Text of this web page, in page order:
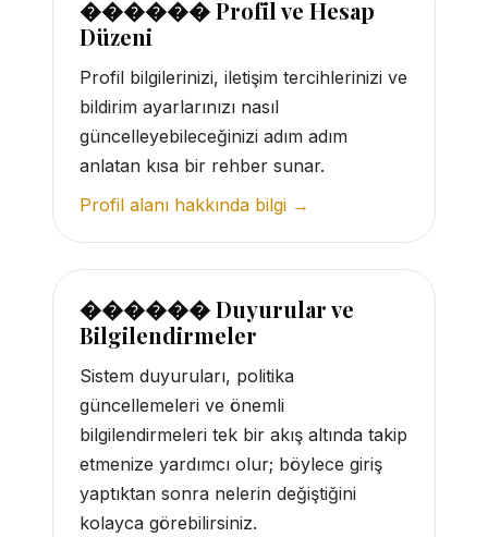
������ Profil ve Hesap
Düzeni
Profil bilgilerinizi, iletişim tercihlerinizi ve
bildirim ayarlarınızı nasıl
güncelleyebileceğinizi adım adım
anlatan kısa bir rehber sunar.
Profil alanı hakkında bilgi →
������ Duyurular ve
Bilgilendirmeler
Sistem duyuruları, politika
güncellemeleri ve önemli
bilgilendirmeleri tek bir akış altında takip
etmenize yardımcı olur; böylece giriş
yaptıktan sonra nelerin değiştiğini
kolayca görebilirsiniz.